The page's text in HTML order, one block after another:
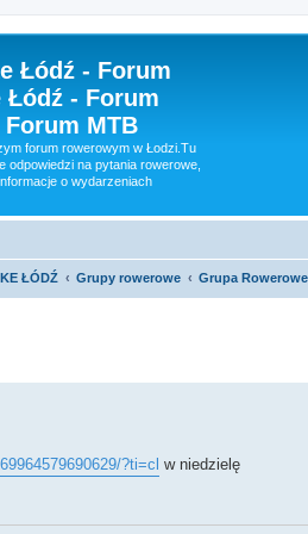
Łódź - Forum
Łódź - Forum
MTB
forum rowerowym w Łodzi.Tu
odpowiedzi na pytania rowerowe,
o wydarzeniach
ŁÓDŹ Grupy rowerowe Grupa
?ti=cl w niedzielę